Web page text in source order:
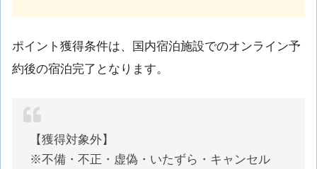
ポイント獲得条件は、国内宿泊施設でのオンライン予
約後の宿泊完了となります。
【獲得対象外】
※不備・不正・虚偽・いたずら・キャンセル